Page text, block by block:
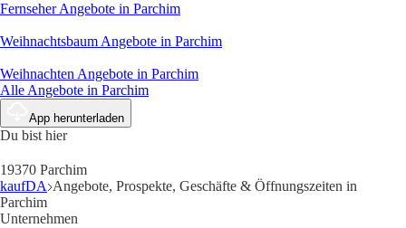
FernseherAngebote in Parchim
Weihnachtsbaum Angebote in Parchim
Weihnachten Angebote in Parchim
Alle Angebote in Parchim
App herunterladen
Du bist hier
19370 Parchim
kaufDA Angebote, Prospekte, Geschäfte & Öffnungszeiten in
Parchim
Unternehmen